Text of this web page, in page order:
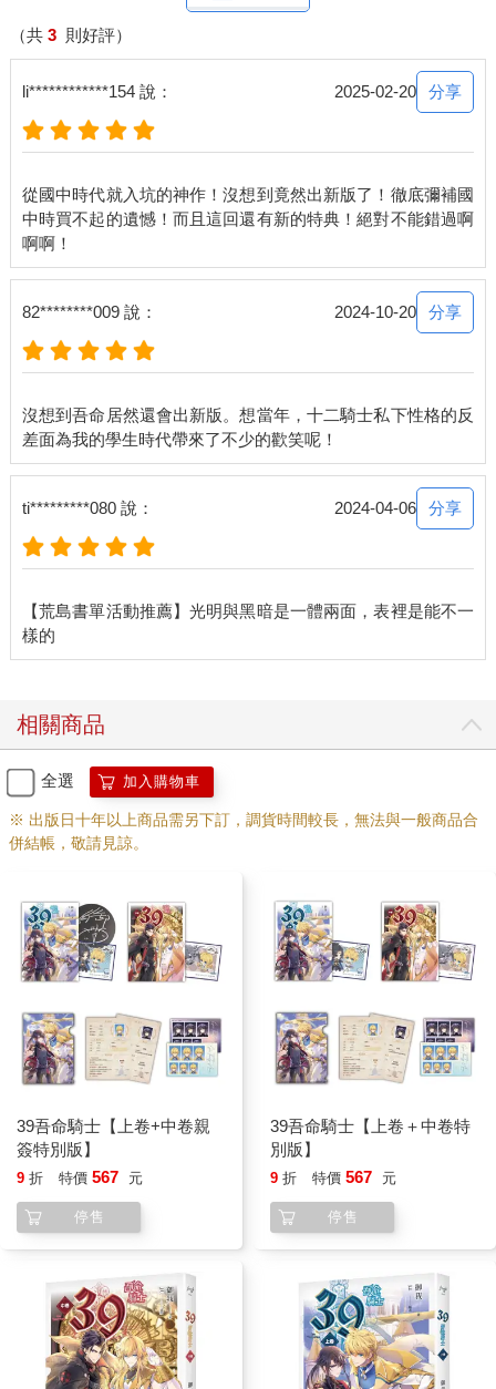
只要是長得比龍好一點的女人，他都得拋去一個媚眼。
只要和「自由」有點關聯性的活動，他都得插上一腳，譬如說哪
邊發生革命，他至少得去做個激揚的演講，有時做完演講還脫不
了身，被強迫要去領導衝鋒小隊什麼的。
不過神奇的是，就算暴風蹺掉所有聖殿召開的集會，他總有辦法
得知集會上發布的消息，還會做好所有分配給他的工作——有時
候還特別多，沒辦法，誰教他不來開會，所以當然要趁人不在，
的，然後他會準時來上工。
就是說，雖然是「號稱」自由自在的暴風騎士，表面上可以不來
開會，但是發給你的公文，你就是得做完！
至於風流倜儻這點嘛……雖然這傢伙沿路走來，不管是公主、仕
女、女僕到拿著通馬桶工具的老大媽，都公平地拋去一個媚眼，
但我一直都很懷疑，這傢伙根本就還是個純情處男！畢竟他號稱
風流倜儻這麼久，我就沒見過哪個女人帶著大肚子來找他負責。
沒錯，那傢伙的藍色頭髮是染的！
為什麼要染髮？
因為「全大陸的人都知道」，暴風騎士有一頭藍色的頭髮啊！
也不知道第一任的暴風騎士是真的藍色頭髮，還是為了耍帥而染
的，總之他害慘了之後的每一任暴風騎士，藍色頭髮的小孩有那
麼容易找到嗎？
當然沒有！
有八個是染髮染到腎衰竭而亡……唉！暴風，我先為你默哀一
下。
「暴風兄弟，我並沒有跟你傳遞任何話語，也許你聽到的是仁慈
的光明神的溫柔耳語。」我帶著溫和的笑容回答。
暴風的臉扭曲了一瞬又恢復若無其事。
我猜他很受不了我說話的方式，因為我自己也受不了，但是，太
陽騎士就是非得這樣說話不可，就像暴風非得跟每個女人拋媚眼
一樣，哪怕那個女人可能不比龍好看到哪裡去。
所以，我不喜歡開口說話，反正也沒有人規定太陽騎士一定要喜
歡聊天——感謝光明神，幸好當初的太陽騎士沒有留下多話的特
點。
扯回頭髮的話題，暴風騎士要有一頭藍色頭髮，而我太陽騎士則
是要有一頭金髮和蔚藍的雙眼。
我就是因為這頭燦金的頭髮，在當初十二聖騎的審核中，打敗另
一個頭髮顏色比較接近褐色而不是金色，但劍術可能有我三倍高
明的小孩。
的眼神宣布我勝選。
他的目光從頭到尾都在那個褐色頭髮的小孩身上。
幸好，雖然我的劍術沒有那個天才小孩厲害，但在別的方面也算
是一個優秀的人才，這才讓我的老師稍稍安慰了些。
雖然我三不五時就會聽到我的老師偷偷在和密探說，找到那個褐
髮的了沒？我從魔法師那裡買到染髮劑了……
在這個浪費人民交的稅建得長得要命的走廊上，足足走了十幾分
鐘後，我才終於走到國王大廳，履行這次來見國王的目的——勸
他減稅。
雖然我覺得自己如果能勸得他不繼續加稅，那就是大功一件了。
（共 3 則好評）
li************154 說： 2025-02-20 分享
從國中時代就入坑的神作！沒想到竟然出新版了！徹底彌補國
中時買不起的遺憾！而且這回還有新的特典！絕對不能錯過啊
82********009 說： 2024-10-20 分享
沒想到吾命居然還會出新版。想當年，十二騎士私下性格的反
ti*********080 說： 2024-04-06 分享
【荒島書單活動推薦】光明與黑暗是一體兩面，表裡是能不一
相關商品
全選 加入購物車
※ 出版日十年以上商品需另下訂，調貨時間較長，無法與一般商品合
併結帳，敬請見諒。
39吾命騎士【上卷+中卷親
簽特別版】
9 折 特價 567 元
停售
39吾命騎士【上卷＋中卷特
別版】
9 折 特價 567 元
停售